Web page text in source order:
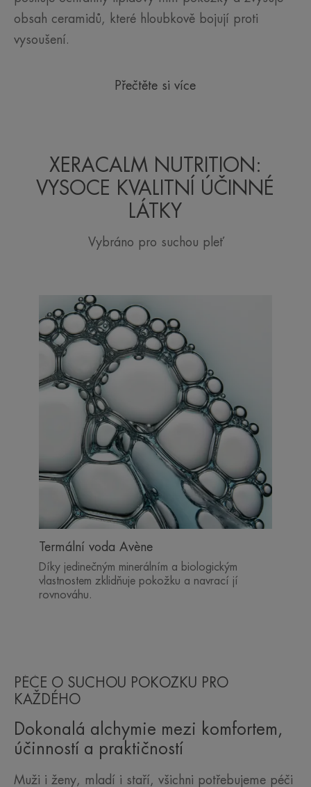
obsah ceramidů, které hloubkově bojují proti
vysoušení.
Přečtěte si více
XERACALM NUTRITION:
VYSOCE KVALITNÍ ÚČINNÉ
LÁTKY
Vybráno pro suchou pleť
Termální voda Avène
Díky jedinečným minerálním a biologickým
vlastnostem zklidňuje pokožku a navrací jí
rovnováhu.
PÉČE O SUCHOU POKOŽKU PRO
KAŽDÉHO
Dokonalá alchymie mezi komfortem,
účinností a praktičností
Muži i ženy, mladí i staří, všichni potřebujeme péči